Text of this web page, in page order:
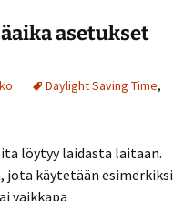
asetukset
Daylight Saving Time,
löytyy laidasta laitaan.
jota käytetään esimerkiksi
vaikkapa